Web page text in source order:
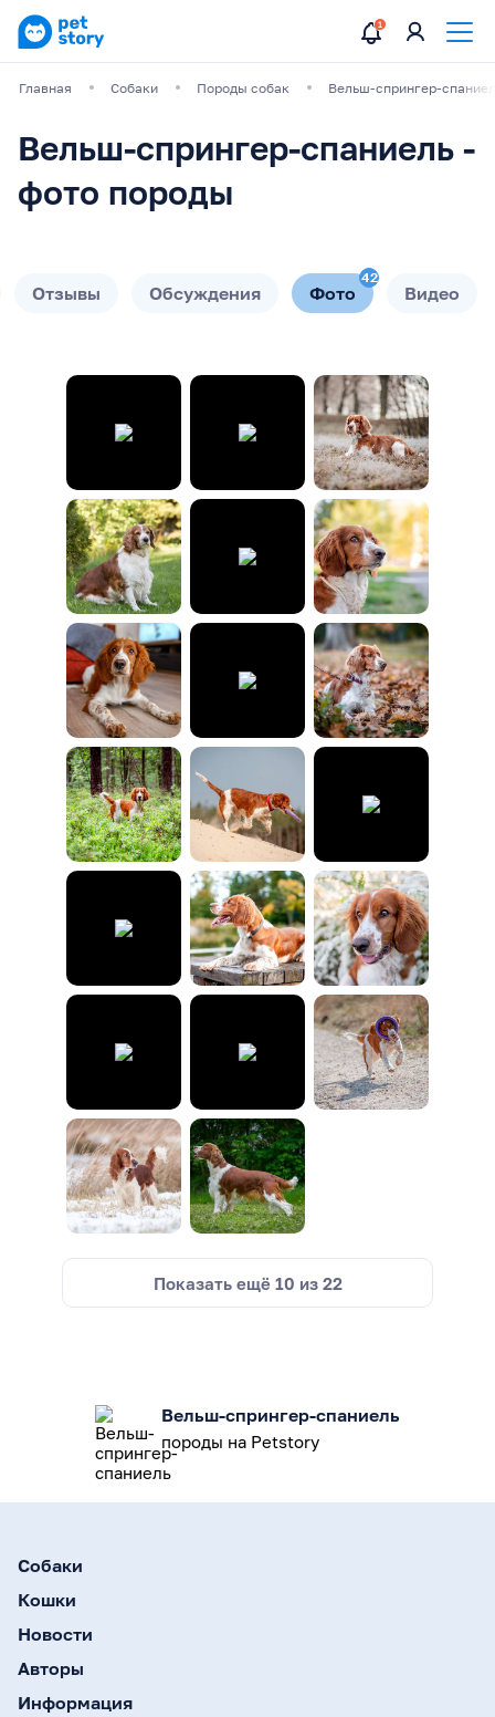
Главная Собаки Породы собак Вельш-спрингер-
Вельш-спрингер-спаниель -
фото породы
Отзывы Обсуждения Фото
42
Видео
Показать ещё 10 из 22
Вельш-спрингер-спаниель
породы на Petstory
Собаки
Кошки
Новости
Авторы
Информация